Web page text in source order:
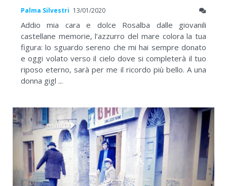
Palma Silvestri 13/01/2020
Addio mia cara e dolce Rosalba dalle giovanili
castellane memorie, l’azzurro del mare colora la tua
figura: lo sguardo sereno che mi hai sempre donato
e oggi volato verso il cielo dove si completerà il tuo
riposo eterno, sarà per me il ricordo più bello. A una
donna gigl ...